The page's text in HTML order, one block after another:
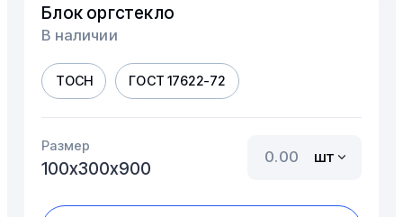
Блок оргстекло
В наличии
ТОСН ГОСТ 17622-72
Размер
100х300х900
шт